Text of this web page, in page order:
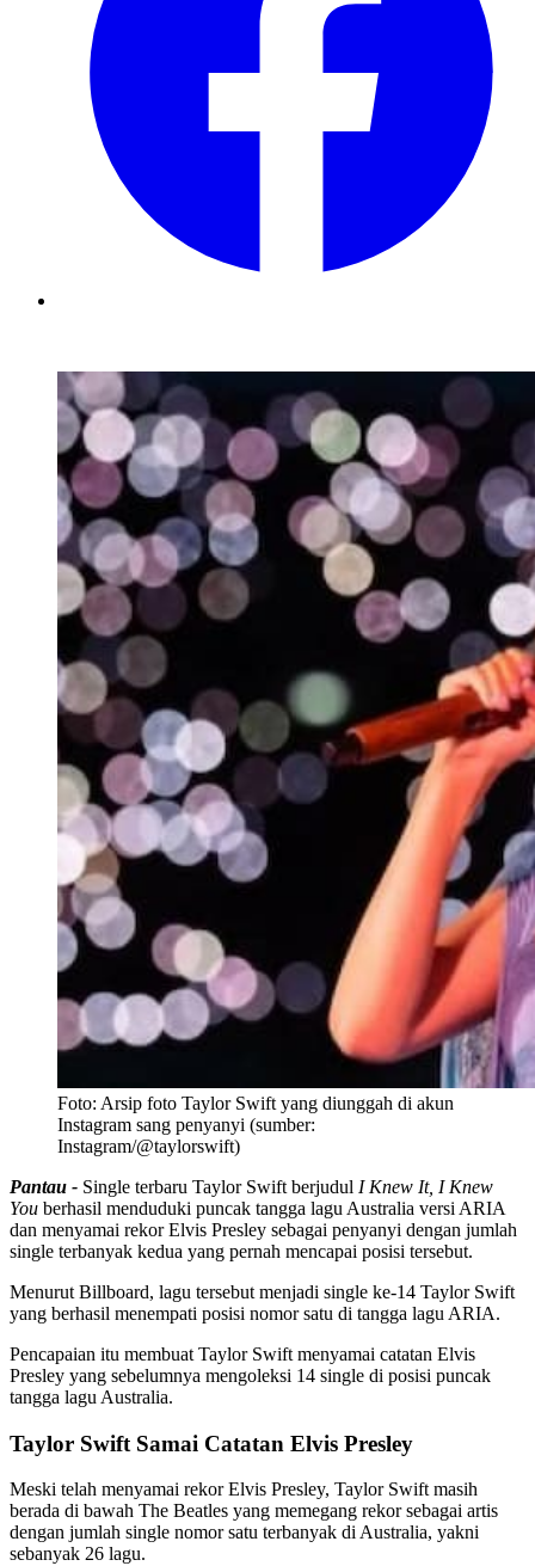
Foto: Arsip foto Taylor Swift yang diunggah di akun
Instagram sang penyanyi (sumber:
Instagram/@taylorswift)
Pantau - Single terbaru Taylor Swift berjudul I Knew It, I Knew
You berhasil menduduki puncak tangga lagu Australia versi ARIA
dan menyamai rekor Elvis Presley sebagai penyanyi dengan jumlah
single terbanyak kedua yang pernah mencapai posisi tersebut.
Menurut Billboard, lagu tersebut menjadi single ke-14 Taylor Swift
yang berhasil menempati posisi nomor satu di tangga lagu ARIA.
Pencapaian itu membuat Taylor Swift menyamai catatan Elvis
Presley yang sebelumnya mengoleksi 14 single di posisi puncak
tangga lagu Australia.
Taylor Swift Samai Catatan Elvis Presley
Meski telah menyamai rekor Elvis Presley, Taylor Swift masih
berada di bawah The Beatles yang memegang rekor sebagai artis
dengan jumlah single nomor satu terbanyak di Australia, yakni
sebanyak 26 lagu.